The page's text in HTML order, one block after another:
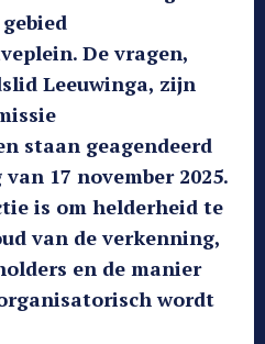
De vragen,
Leeuwinga, zijn
staan geagendeerd
17 november 2025.
is om helderheid te
van de verkenning,
en de manier
wordt